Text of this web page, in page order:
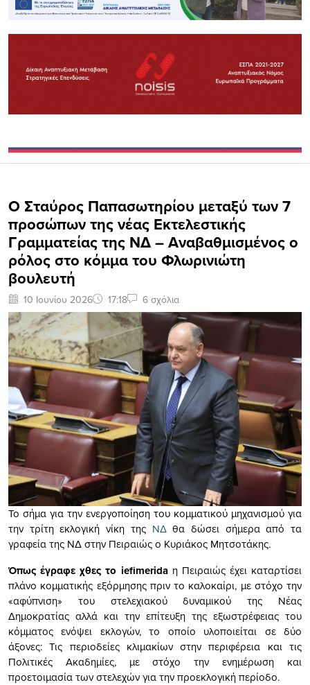
Ο Σταύρος Παπασωτηρίου μεταξύ των 7
προσώπων της νέας Εκτελεστικής
Γραμματείας της ΝΔ – Αναβαθμισμένος ο
ρόλος στο κόμμα του Φλωρινιώτη
βουλευτή
10 Ιουνίου 2026 17:18 6 σχόλια
Το σήμα για την ενεργοποίηση του κομματικού μηχανισμού για
την τρίτη εκλογική νίκη τηςΝΔθα δώσει σήμερα από τα
γραφεία της ΝΔ στην Πειραιώς ο Κυριάκος Μητσοτάκης.
Όπως έγραφε χθες το iefimerida η Πειραιώς έχει καταρτίσει
πλάνο κομματικής εξόρμησης πριν το καλοκαίρι, με στόχο την
«αφύπνιση» του στελεχιακού δυναμικού της Νέας
Δημοκρατίας αλλά και την επίτευξη της εξωστρέφειας του
κόμματος ενόψει εκλογών, το οποίο υλοποιείται σε δύο
άξονες: Τις περιοδείες κλιμακίων στην περιφέρεια και τις
Πολιτικές Ακαδημίες, με στόχο την ενημέρωση και
προετοιμασία των στελεχών για την προεκλογική περίοδο.